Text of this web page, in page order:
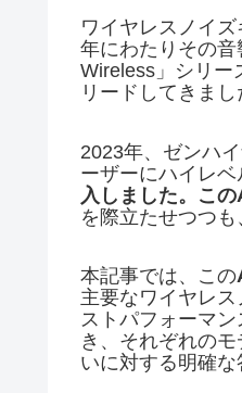
ワイヤレスノイ
年にわたりその
Wireless」シリー
リードしてきまし
2023年、ゼンハ
ーザーにハイレ
入しました。こ
を際立たせつつ
本記事では、この
主要なワイヤレ
ストパフォーマ
き、それぞれの
いに対する明確な